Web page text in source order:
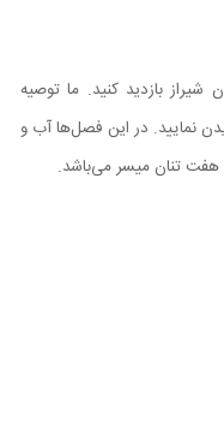
بازدید کنید. ما توصیه
نمایید. در این فصل‌ها آب و
تنان میسر می‌باشد.